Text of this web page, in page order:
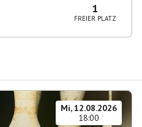
1
FREIER PLATZ
Mi, 12.08.2026
18:00